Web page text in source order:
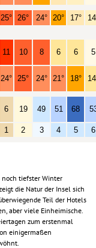
25° 26° 24° 20° 17°
11 10 8 6 6 5
24° 25° 24° 21° 18°
6 19 49 51 68
1 2 3 4 5 6
noch tiefster Winter
die Natur der Insel sich
Teil der Hotels
aber viele Einheimische.
zum erstenmal
einigermaßen